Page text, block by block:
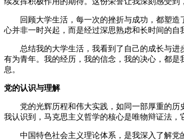
回顾大学生活，每一次的挫折与成功，都塑
心并非一时兴起，而是经过深思熟虑和长时间的
总结我的大学生活，我看到了自己的成长与
有为青年。我的经历，我的信念，我的决心，都
息。
党的认识与理解
党的光辉历程和伟大实践，如同一部厚重的
我认识到，马克思主义哲学的核心是唯物辩证法
中国特色社会主义理论体系，是我深入了解